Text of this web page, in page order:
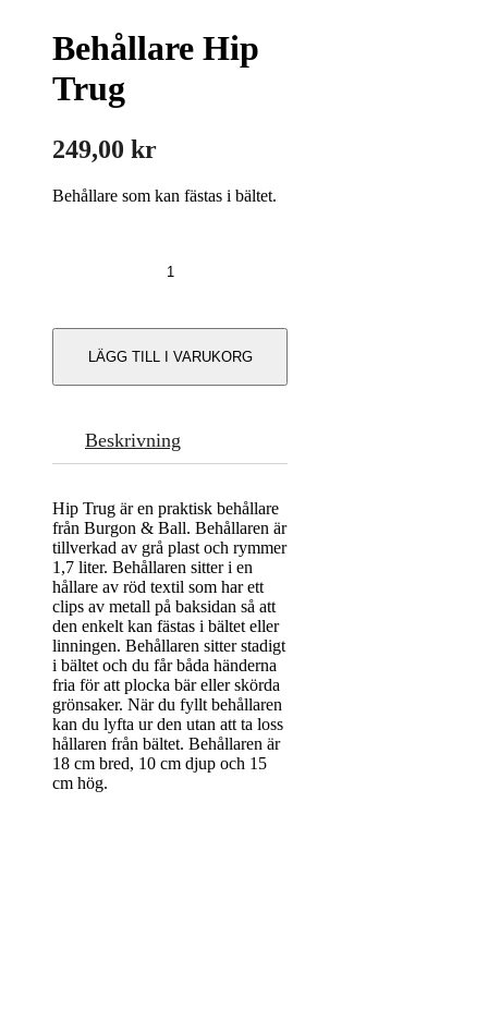
Behållare Hip
Trug
249,00 kr
Behållare som kan fästas i bältet.
Hip
LÄGG TILL I VARUKORG
Beskrivning
Hip Trug är en praktisk behållare
från Burgon & Ball. Behållaren är
tillverkad av grå plast och rymmer
1,7 liter. Behållaren sitter i en
hållare av röd textil som har ett
clips av metall på baksidan så att
den enkelt kan fästas i bältet eller
linningen. Behållaren sitter stadigt
i bältet och du får båda händerna
fria för att plocka bär eller skörda
grönsaker. När du fyllt behållaren
kan du lyfta ur den utan att ta loss
hållaren från bältet. Behållaren är
18 cm bred, 10 cm djup och 15
cm hög.